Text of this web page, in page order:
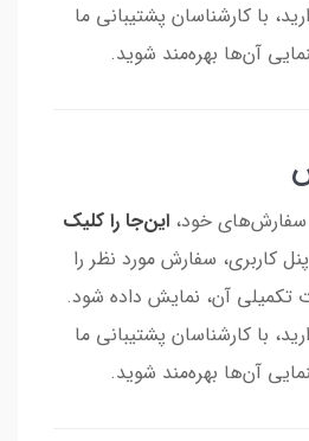
با کارشناسان پشتیبانی ما
آن‌ها بهره‌مند شوید.
سفارش‌های خود، این‌جا را کلیک
کاربری، سفارش مورد نظر را
تکمیلی آن، نمایش داده شود.
با کارشناسان پشتیبانی ما
آن‌ها بهره‌مند شوید.